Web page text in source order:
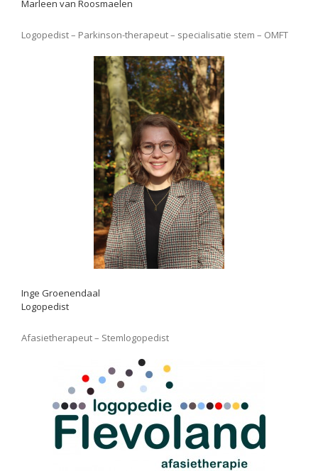
Marleen van Roosmaelen
Logopedist – Parkinson-therapeut – specialisatie stem – OMFT
Inge Groenendaal
Logopedist
Afasietherapeut – Stemlogopedist